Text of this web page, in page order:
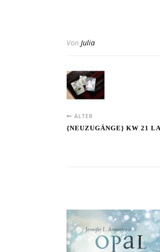
Von Julia
ÄLTER
{NEUZUGÄNGE} KW 21